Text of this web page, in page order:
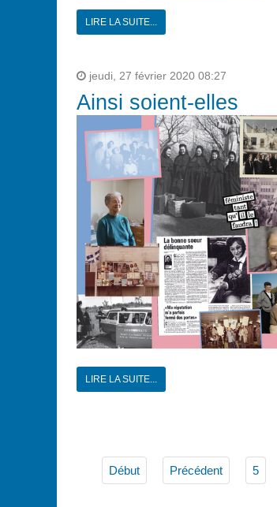
LIRE LA SUITE...
jeudi, 27 février 2020 08:27
Ainsi soient-elles
LIRE LA SUITE...
Début Précédent 5